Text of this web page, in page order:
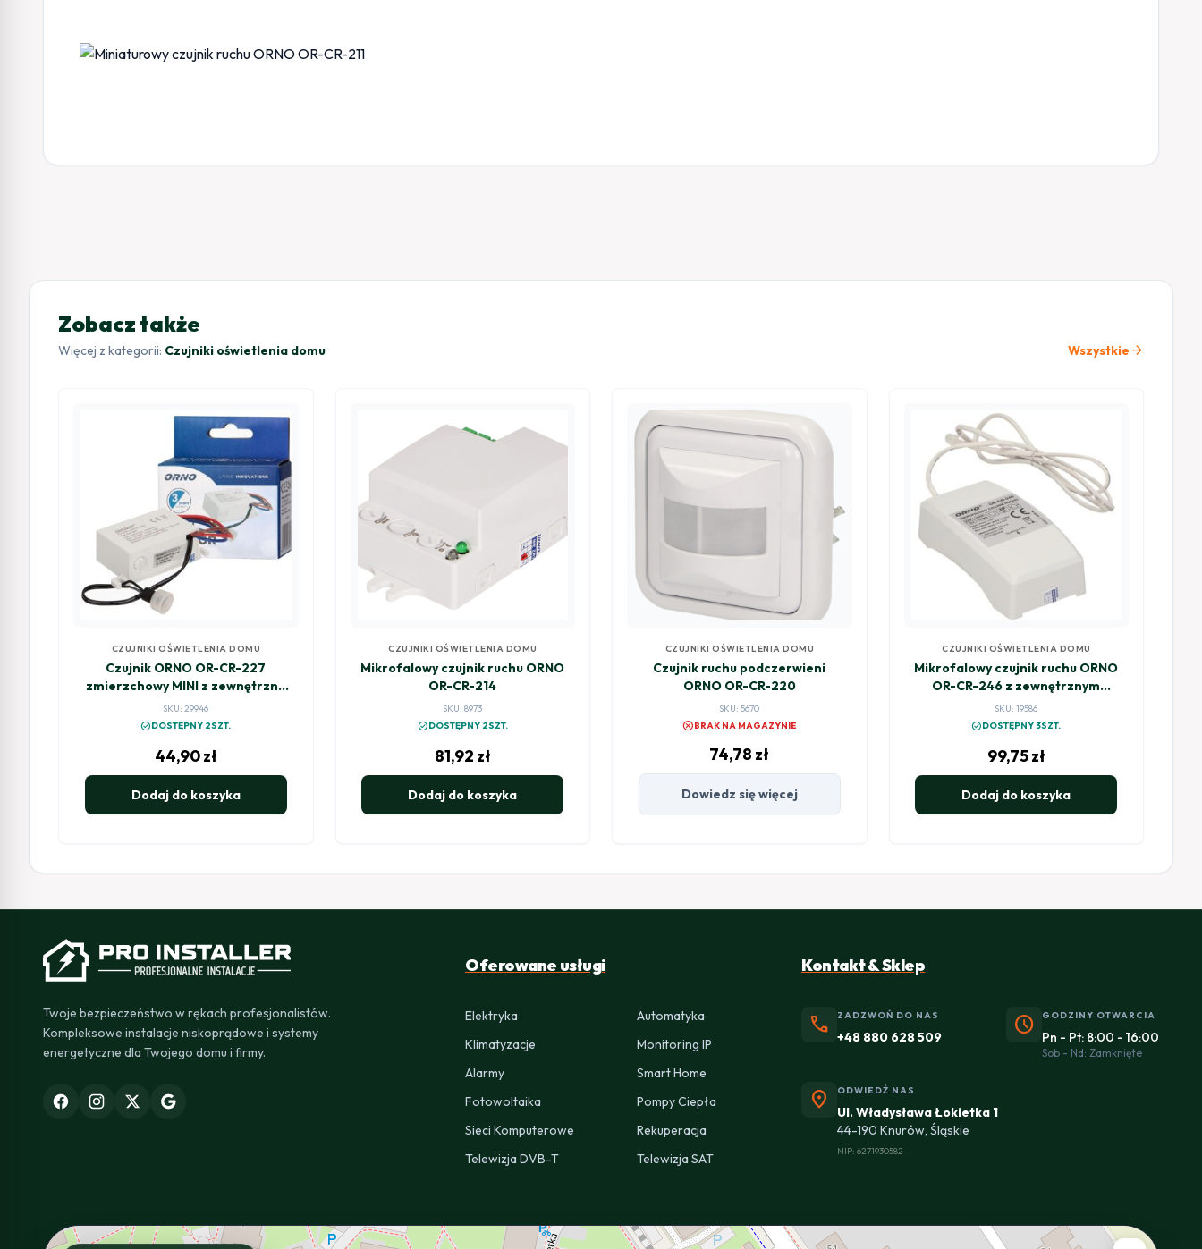
Zobacz także
Więcej z kategorii: Czujniki oświetlenia domu Wszystkie arrow_forward
CZUJNIKI OŚWIETLENIA DOMU
Czujnik ORNO OR-CR-227
zmierzchowy MINI z zewnętrzną
sondą, IP54
SKU: 29946
check_circleDOSTĘPNY 2SZT.
44,90zł
Dodaj do koszyka
CZUJNIKI OŚWIETLENIA DOMU
Mikrofalowy czujnik ruchu ORNO
OR-CR-214
SKU: 8973
check_circleDOSTĘPNY 2SZT.
81,92 zł
Dodaj do koszyka
CZUJNIKI OŚWIETLENIA DOMU
Czujnik ruchu podczerwieni
ORNO OR-CR-220
SKU: 5670
cancelBRAK NA MAGAZYNIE
74,78 zł
Dowiedz się więcej
CZUJNIKI OŚWIETLENIA DOMU
Mikrofalowy czujnik ruchu ORNO
OR-CR-246 z zewnętrznym
sensorem 360°, IP20
SKU: 19586
check_circleDOSTĘPNY 3SZT.
99,75zł
Dodaj do koszyka
Twoje bezpieczeństwo w rękach profesjonalistów.
Kompleksowe instalacje niskoprądowe i systemy
energetyczne dla Twojego domu i firmy.
Oferowane usługi
Elektryka
Automatyka
Klimatyzacje
Monitoring IP
Alarmy
Smart Home
Fotowoltaika
Pompy Ciepła
Sieci Komputerowe
Rekuperacja
Telewizja DVB-T
Telewizja SAT
Kontakt & Sklep
phone ZADZWOŃ DO NAS
+48 880 628 509 schedule GODZINY OTWARCIA
Pn - Pt: 8:00 - 16:00
Sob - Nd: Zamknięte
location_on ODWIEDŹ NAS
Ul. Władysława Łokietka 1
44-190 Knurów, Śląskie
NIP: 6271930582